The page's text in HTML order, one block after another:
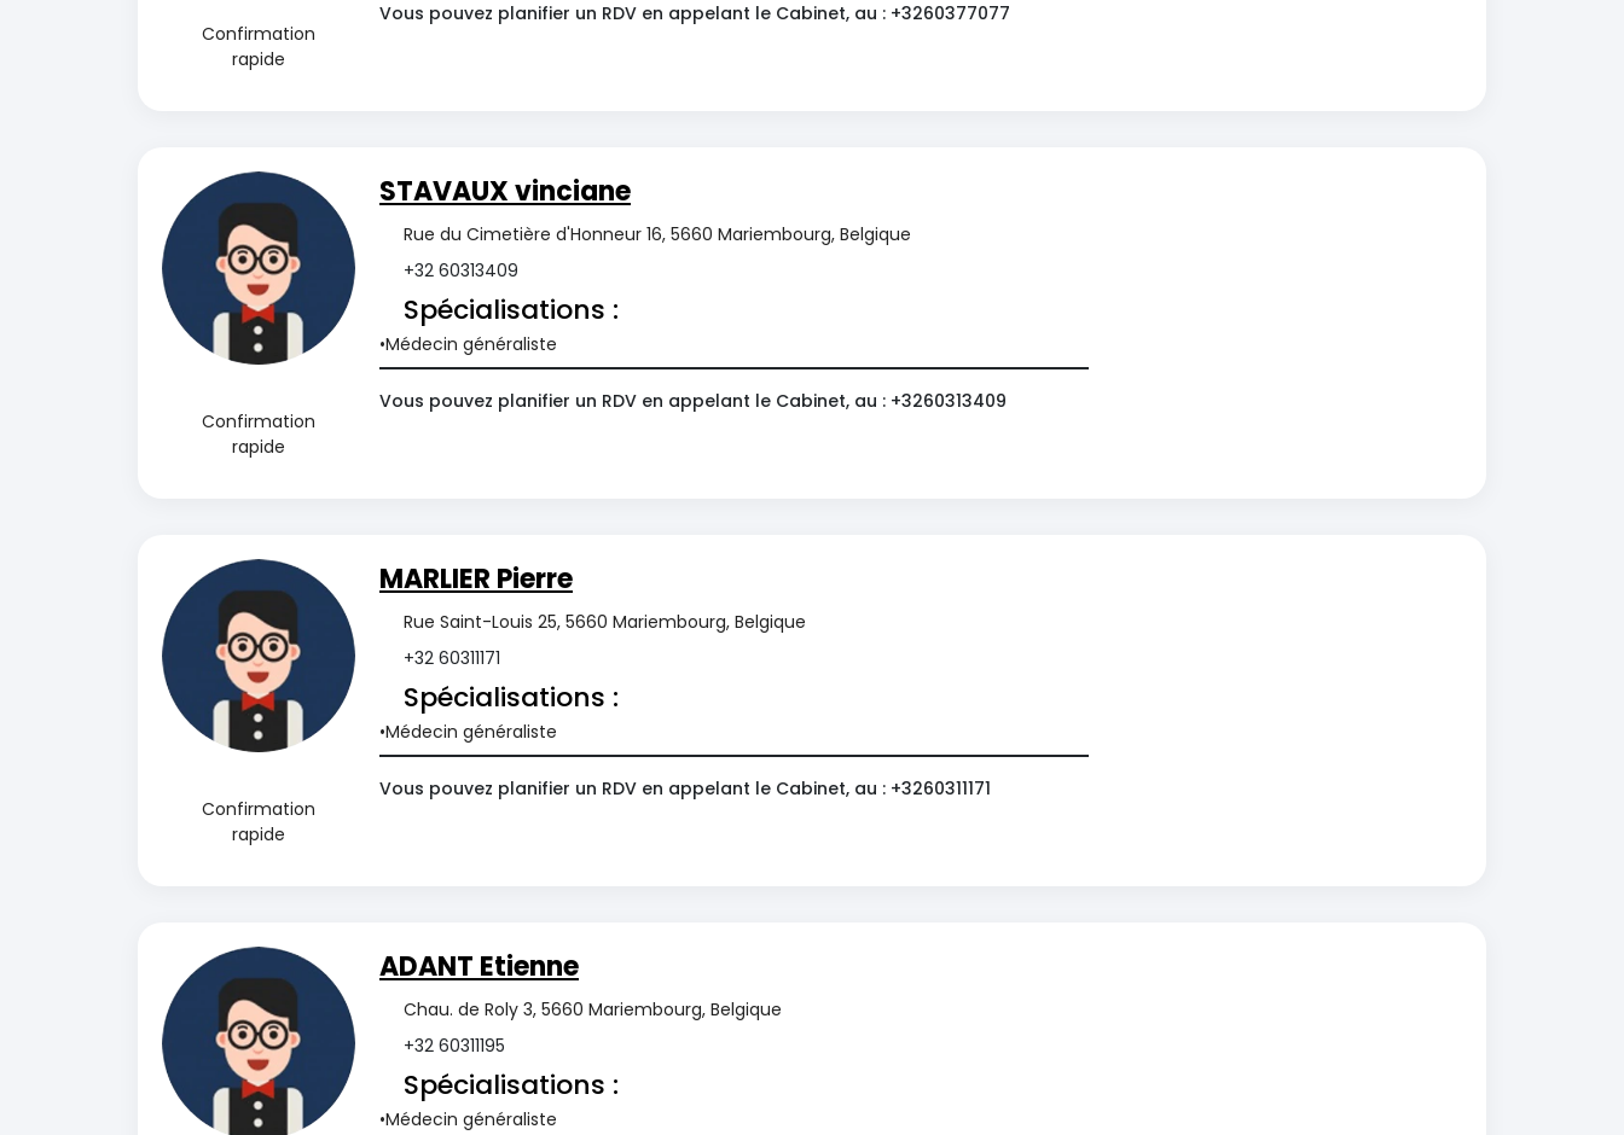
Confirmation
rapide
Vous pouvez planifier un RDV en appelant le Cabinet, au : +3260377077
Confirmation
rapide
STAVAUX vinciane
Rue du Cimetière d'Honneur 16, 5660 Mariembourg, Belgique
+32 60313409
Spécialisations :
Médecin généraliste
Vous pouvez planifier un RDV en appelant le Cabinet, au : +3260313409
Confirmation
rapide
MARLIER Pierre
Rue Saint-Louis 25, 5660 Mariembourg, Belgique
+32 60311171
Spécialisations :
Médecin généraliste
Vous pouvez planifier un RDV en appelant le Cabinet, au : +3260311171
ADANT Etienne
Chau. de Roly 3, 5660 Mariembourg, Belgique
+32 60311195
Spécialisations :
Médecin généraliste